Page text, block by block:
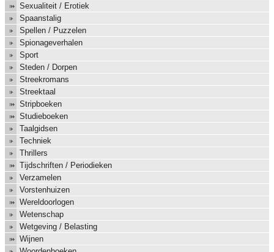
Sexualiteit / Erotiek
Spaanstalig
Spellen / Puzzelen
Spionageverhalen
Sport
Steden / Dorpen
Streekromans
Streektaal
Stripboeken
Studieboeken
Taalgidsen
Techniek
Thrillers
Tijdschriften / Periodieken
Verzamelen
Vorstenhuizen
Wereldoorlogen
Wetenschap
Wetgeving / Belasting
Wijnen